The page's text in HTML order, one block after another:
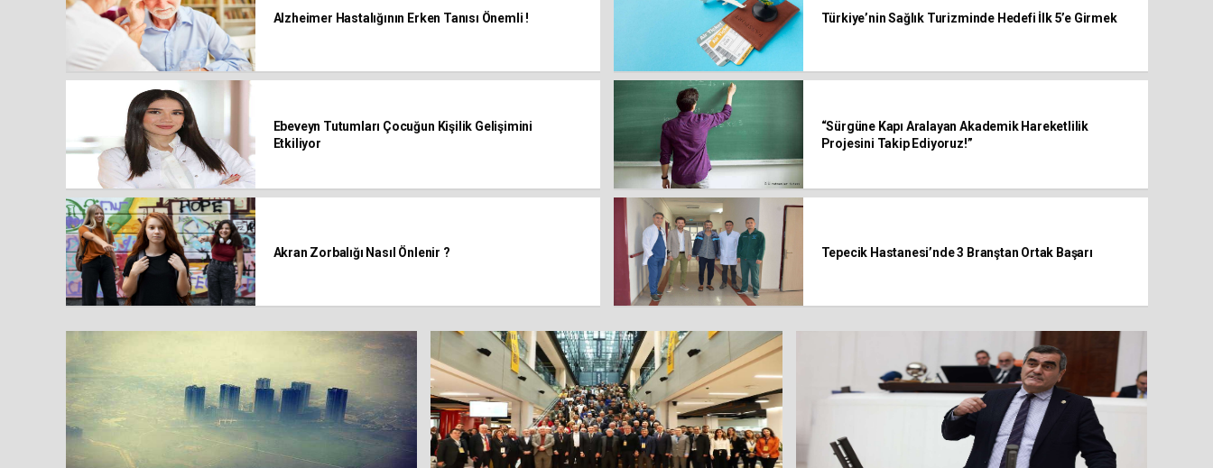
Alzheimer Hastalığının Erken Tanısı Önemli ! Türkiye’nin Sağlık Turizminde Hedefi İlk 5’e Girmek
Ebeveyn Tutumları Çocuğun Kişilik Gelişimini
Etkiliyor
“Sürgüne Kapı Aralayan Akademik Hareketlilik
Projesini Takip Ediyoruz!”
Akran Zorbalığı Nasıl Önlenir ? Tepecik Hastanesi’nde 3 Branştan Ortak Başarı